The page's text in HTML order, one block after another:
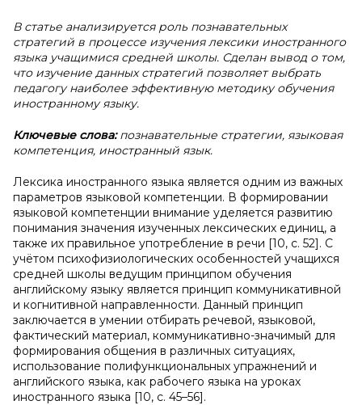
В статье анализируется роль познавательных
стратегий в процессе изучения лексики иностранного
языка учащимися средней школы. Сделан вывод о том,
что изучение данных стратегий позволяет выбрать
педагогу наиболее эффективную методику обучения
иностранному языку.
Ключевые слова:познавательные стратегии, языковая
компетенция, иностранный язык.
Лексика иностранного языка является одним из важных
параметров языковой компетенции. В формировании
языковой компетенции внимание уделяется развитию
понимания значения изученных лексических единиц, а
также их правильное употребление в речи [10, c. 52]. С
учётом психофизиологических особенностей учащихся
средней школы ведущим принципом обучения
английскому языку является принцип коммуникативной
и когнитивной направленности. Данный принцип
заключается в умении отбирать речевой, языковой,
фактический материал, коммуникативно-значимый для
формирования общения в различных ситуациях,
использование полифункциональных упражнений и
английского языка, как рабочего языка на уроках
иностранного языка [10, c. 45–56].